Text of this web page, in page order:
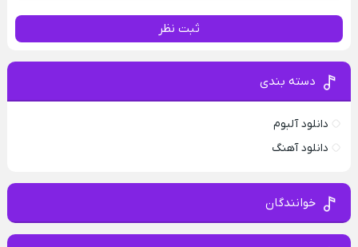
ثبت نظر
دسته بندی
دانلود آلبوم
دانلود آهنگ
خوانندگان